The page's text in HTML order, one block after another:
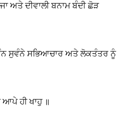
ਅਤੇ ਦੀਵਾਲੀ ਬਨਾਮ ਬੰਦੀ ਛੋੜ
ਸੁਵੰਨੇ ਸਭਿਆਚਾਰ ਅਤੇ ਲੋਕਤੰਤਰ ਨੂੰ
ਹੀ ਖਾਹੁ ॥